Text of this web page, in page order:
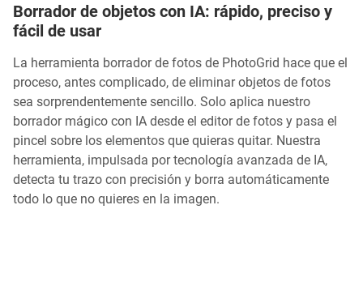
Borrador de objetos con IA: rápido, preciso y
fácil de usar
La herramienta borrador de fotos de PhotoGrid hace que el
proceso, antes complicado, de eliminar objetos de fotos
sea sorprendentemente sencillo. Solo aplica nuestro
borrador mágico con IA desde el editor de fotos y pasa el
pincel sobre los elementos que quieras quitar. Nuestra
herramienta, impulsada por tecnología avanzada de IA,
detecta tu trazo con precisión y borra automáticamente
todo lo que no quieres en la imagen.